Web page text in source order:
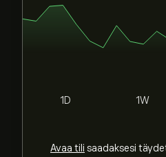
1D 1W
Avaa tili saadaksesi